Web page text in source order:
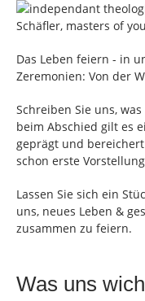
Das Leben feiern - in
Zeremonien: Von der
Schreiben Sie uns,
beim Abschied gilt es
geprägt und
schon erste
Lassen Sie sich ein
uns, neues Leben &
zusammen zu feiern.
Was uns